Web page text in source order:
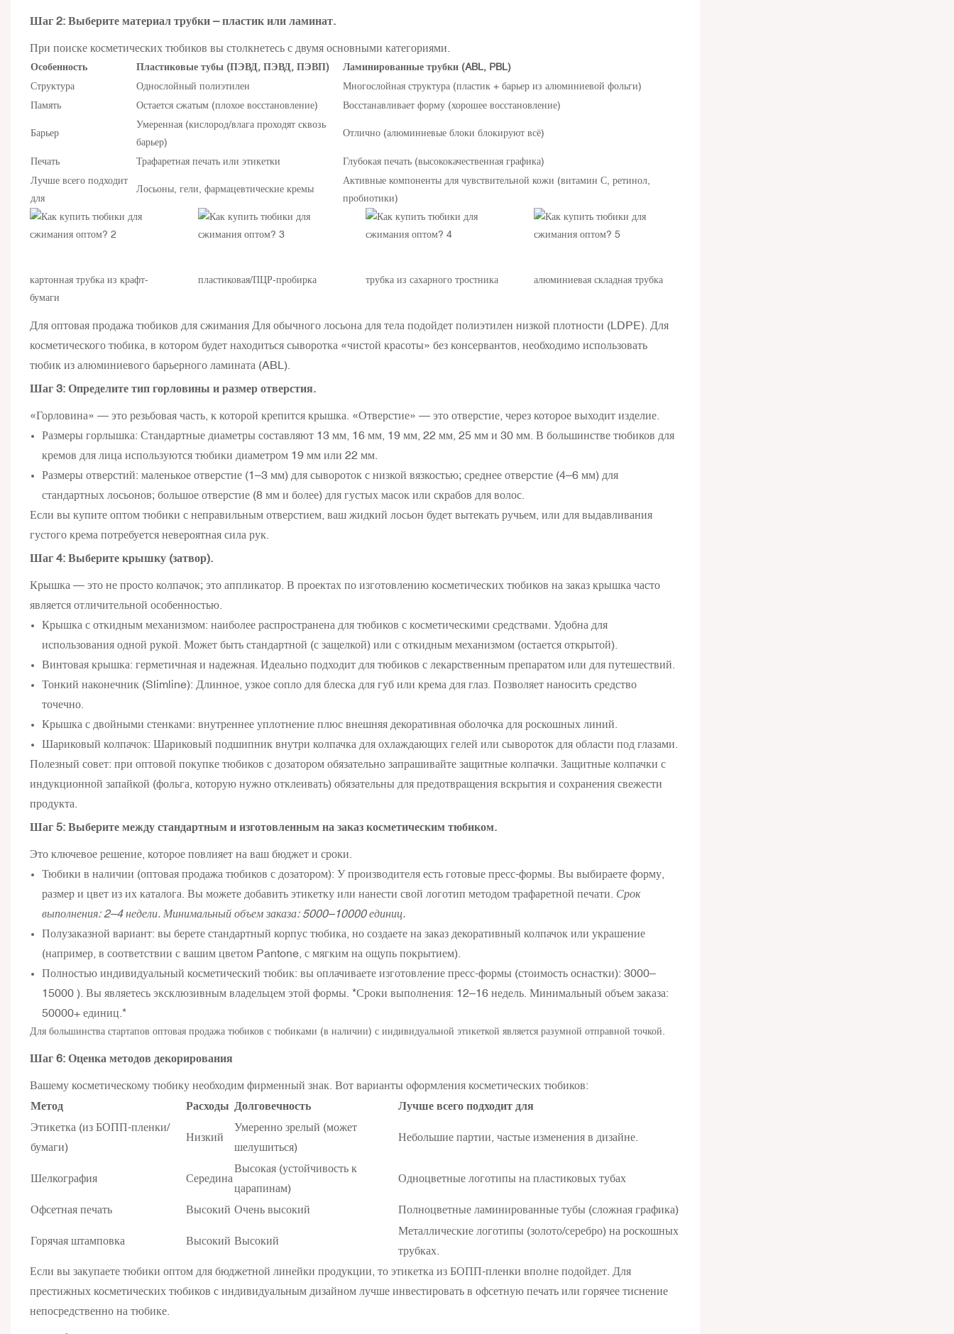
Шаг 2: Выберите материал трубки – пластик или ламинат.
При поиске косметических тюбиков вы столкнетесь с двумя основными категориями.
Особенность Пластиковые тубы (ПЭВД, ПЭВД, ПЭВП)
Ламинированные трубки (ABL, PBL)
Структура
Однослойный полиэтилен
Многослойная структура (пластик + барьер из алюминиевой фольги)
Память
Остается сжатым (плохое восстановление) Восстанавливает форму (хорошее восстановление)
Барьер
Умеренная (кислород/влага проходят сквозь
барьер)
Отлично (алюминиевые блоки блокируют всё)
Печать Трафаретная печать или этикетки
Глубокая печать (высококачественная графика)
Лучше всего подходит
для
Лосьоны, гели, фармацевтические кремы
Активные компоненты для чувствительной кожи (витамин С, ретинол,
пробиотики)
картонная трубка из крафт-
бумаги
пластиковая/ПЦР-пробирка трубка из сахарного тростника алюминиевая складная трубка
Дляоптовая продажа тюбиков для сжиманияДля обычного лосьона для тела подойдет полиэтилен низкой плотности (LDPE). Для
косметического тюбика, в котором будет находиться сыворотка «чистой красоты» без консервантов, необходимо использовать
тюбик из алюминиевого барьерного ламината (ABL).
Шаг 3: Определите тип горловины и размер отверстия.
«Горловина» — это резьбовая часть, к которой крепится крышка. «Отверстие» — это отверстие, через которое выходит изделие.
Размеры горлышка: Стандартные диаметры составляют 13 мм, 16 мм, 19 мм, 22 мм, 25 мм и 30 мм. В большинстве тюбиков для
кремов для лица используются тюбики диаметром 19 мм или 22 мм.
Размеры отверстий: маленькое отверстие (1–3 мм) для сывороток с низкой вязкостью; среднее отверстие (4–6 мм) для
стандартных лосьонов; большое отверстие (8 мм и более) для густых масок или скрабов для волос.
Если вы купите оптом тюбики с неправильным отверстием, ваш жидкий лосьон будет вытекать ручьем, или для выдавливания
густого крема потребуется невероятная сила рук.
Шаг 4: Выберите крышку (затвор).
Крышка — это не просто колпачок; это аппликатор. В проектах по изготовлению косметических тюбиков на заказ крышка часто
является отличительной особенностью.
Крышка с откидным механизмом: наиболее распространена для тюбиков с косметическими средствами. Удобна для
использования одной рукой. Может быть стандартной (с защелкой) или с откидным механизмом (остается открытой).
Винтовая крышка: герметичная и надежная. Идеально подходит для тюбиков с лекарственным препаратом или для путешествий.
Тонкий наконечник (Slimline): Длинное, узкое сопло для блеска для губ или крема для глаз. Позволяет наносить средство
точечно.
Крышка с двойными стенками: внутреннее уплотнение плюс внешняя декоративная оболочка для роскошных линий.
Шариковый колпачок: Шариковый подшипник внутри колпачка для охлаждающих гелей или сывороток для области под глазами.
Полезный совет: при оптовой покупке тюбиков с дозатором обязательно запрашивайте защитные колпачки. Защитные колпачки с
индукционной запайкой (фольга, которую нужно отклеивать) обязательны для предотвращения вскрытия и сохранения свежести
продукта.
Шаг 5: Выберите между стандартным и изготовленным на заказ косметическим тюбиком.
Это ключевое решение, которое повлияет на ваш бюджет и сроки.
Тюбики в наличии (оптовая продажа тюбиков с дозатором): У производителя есть готовые пресс-формы. Вы выбираете форму,
размер и цвет из их каталога. Вы можете добавить этикетку или нанести свой логотип методом трафаретной печати. ​​Срок
выполнения: 2–4 недели. Минимальный объем заказа: 5000–10000 единиц.
Полузаказной вариант: вы берете стандартный корпус тюбика, но создаете на заказ декоративный колпачок или украшение
(например, в соответствии с вашим цветом Pantone, с мягким на ощупь покрытием).
Полностью индивидуальный косметический тюбик: вы оплачиваете изготовление пресс-формы (стоимость оснастки): 3000–
15000). Вы являетесь эксклюзивным владельцем этой формы. *Сроки выполнения: 12–16 недель. Минимальный объем заказа:
50000+ единиц.*
Для большинства стартапов оптовая продажа тюбиков с тюбиками (в наличии) с индивидуальной этикеткой является разумной отправной точкой.
Шаг 6: Оценка методов декорирования
Вашему косметическому тюбику необходим фирменный знак. Вот варианты оформления косметических тюбиков:
Метод
Расходы Долговечность
Лучше всего подходит для
Этикетка (из БОПП-пленки/
бумаги)
Низкий
Умеренно зрелый (может
шелушиться)
Небольшие партии, частые изменения в дизайне.
Шелкография Середина
Высокая (устойчивость к
царапинам)
Одноцветные логотипы на пластиковых тубах
Офсетная печать Высокий Очень высокий Полноцветные ламинированные тубы (сложная графика)
Горячая штамповка Высокий Высокий
Металлические логотипы (золото/серебро) на роскошных
трубках.
Если вы закупаете тюбики оптом для бюджетной линейки продукции, то этикетка из БОПП-пленки вполне подойдет. Для
престижных косметических тюбиков с индивидуальным дизайном лучше инвестировать в офсетную печать или горячее тиснение
непосредственно на тюбике.